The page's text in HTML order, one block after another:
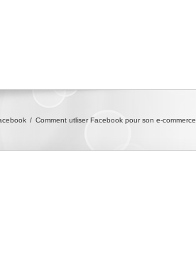
/ Comment utliser Facebook pour son e-commerce